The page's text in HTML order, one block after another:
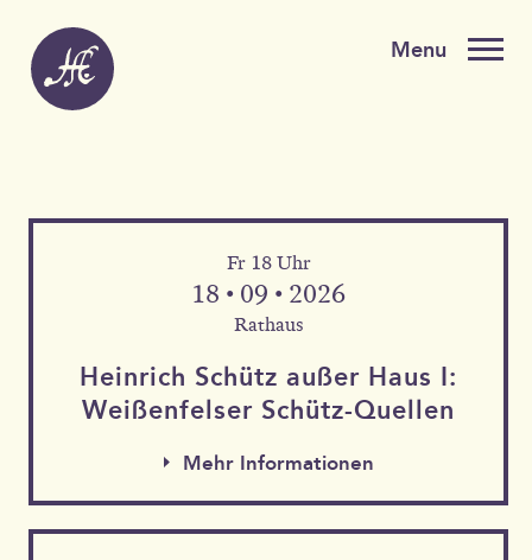
Fr 18 Uhr
18 • 09 • 2026
Rathaus
Heinrich Schütz außer Haus I:
Weißen­felser Schütz-Quellen
Mehr Informationen